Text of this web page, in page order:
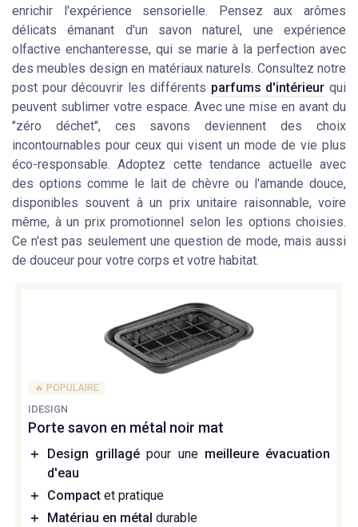
enrichir l'expérience sensorielle. Pensez aux arômes
délicats émanant d'un savon naturel, une expérience
olfactive enchanteresse, qui se marie à la perfection avec
des meubles design en matériaux naturels. Consultez notre
post pour découvrir les différents parfums d'intérieur qui
peuvent sublimer votre espace. Avec une mise en avant du
"zéro déchet", ces savons deviennent des choix
incontournables pour ceux qui visent un mode de vie plus
éco-responsable. Adoptez cette tendance actuelle avec
des options comme le lait de chèvre ou l'amande douce,
disponibles souvent à un prix unitaire raisonnable, voire
même, à un prix promotionnel selon les options choisies.
Ce n'est pas seulement une question de mode, mais aussi
de douceur pour votre corps et votre habitat.
🔥 POPULAIRE
IDESIGN
Porte savon en métal noir mat
＋ Design grillagé pour une meilleure évacuation
d'eau
＋
Compact et pratique
＋
Matériau en métal durable